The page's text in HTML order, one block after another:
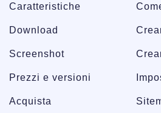
Caratteristiche
Download
Screenshot
Prezzi e versioni
Acquista